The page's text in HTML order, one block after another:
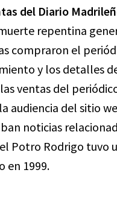
del Diario
repentina
compraron el
y los detalles
ventas del
audiencia del sitio
noticias
Potro Rodrigo tuvo
en 1999.